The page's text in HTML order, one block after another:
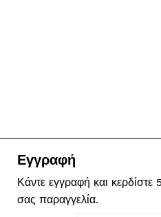
Εγγραφή
Κάντε εγγραφή και
σας παραγγελία.